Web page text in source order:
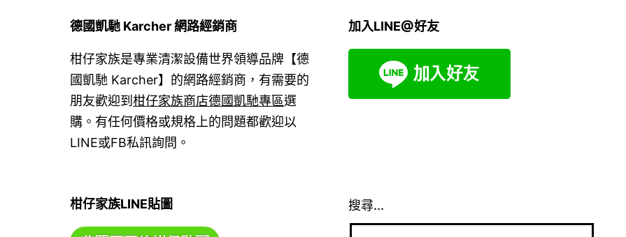
德國凱馳 Karcher 網路經銷商
柑仔家族是專業清潔設備世界領導品牌【德
國凱馳 Karcher】的網路經銷商，有需要的
朋友歡迎到 柑仔家族商店德國凱馳專區選
購。有任何價格或規格上的問題都歡迎以
LINE或FB私訊詢問。
加入LINE@好友
柑仔家族LINE貼圖 搜尋...